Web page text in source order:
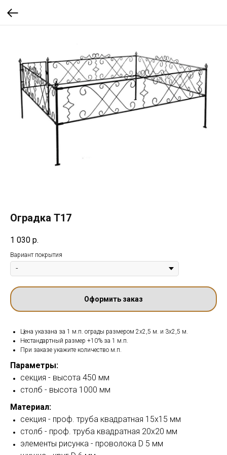
Оградка Т17
1 030 р.
Вариант покрытия
Оформить заказ
Цена указана за 1 м.п. ограды размером 2х2,5 м. и 3х2,5 м.
Нестандартный размер +10% за 1 м.п.
При заказе укажите количество м.п.
Параметры:
секция - высота 450 мм
столб - высота 1000 мм
Материал:
секция - проф. труба квадратная 15х15 мм
столб - проф. труба квадратная 20х20 мм
элементы рисунка - проволока D 5 мм